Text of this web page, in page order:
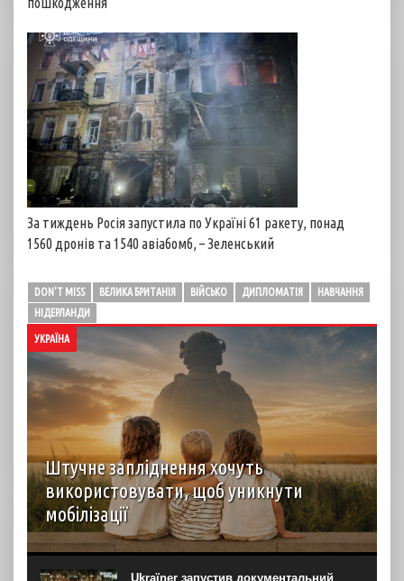
За тиждень Росія запустила по Україні 61 ракету, понад
1560 дронів та 1540 авіабомб, – Зеленський
DON'T MISS ВЕЛИКА БРИТАНІЯ ВІЙСЬКО ДИПЛОМАТІЯ
НАВЧАННЯ
НІДЕРЛАНДИ
УКРАЇНА
Штучне запліднення хочуть
використовувати, щоб уникнути
мобілізації
З початку повномасштабного вторгнення в Україні
з’явилися прицільні запити на ЕКЗ трьома ембріонами.
Попит на процедуру може бути пов’язаний із нормою
Ukraїner запустив документальний